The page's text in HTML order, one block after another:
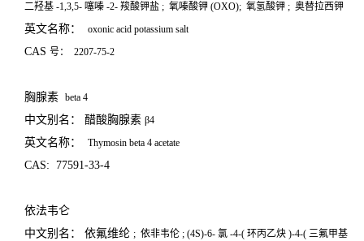
二羟基 -1,3,5- 噻嗪 -2- 羧酸钾盐 ; 氧嗪酸钾 (OXO); 氧氢酸钾 ; 奥替拉西钾
英文名称： oxonic acid potassium salt
CAS 号： 2207-75-2
胸腺素 beta 4
中文别名： 醋酸胸腺素 β4
英文名称： Thymosin beta 4 acetate
CAS: 77591-33-4
依法韦仑
中文别名： 依氟维纶 ; 依非韦伦 ; (4S)-6- 氯 -4-( 环丙乙炔 )-4-( 三氟甲基